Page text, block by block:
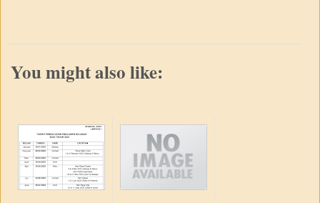
You might also like: